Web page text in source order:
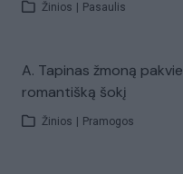
Žinios Pasaulis
A. Tapinas žmoną
romantišką šokį
Žinios Pramogos